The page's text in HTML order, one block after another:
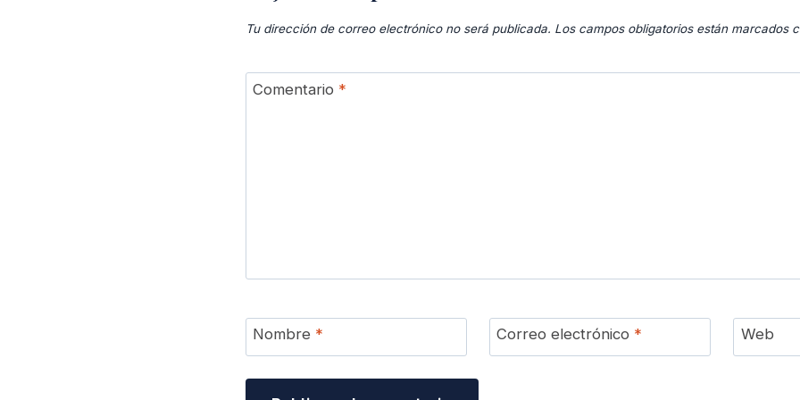
Tu dirección de correo electrónico no será publicada. Los campos obligatorios están marcados
Comentario *
Nombre * Correo electrónico * Web